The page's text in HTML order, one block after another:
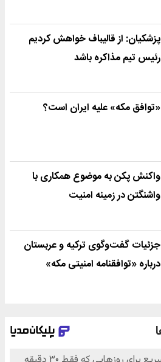
پزشکیان: از قالیباف خواهش کردیم
رئیس تیم مذاکره باشد
«توافق مکه» علیه ایران است؟
واکنش پکن به موضوع همکاری با
واشنگتن در زمینه امنیت
جزئیات گفت‌وگوی ترکیه و عربستان
درباره «توافقنامه امنیتی مکه»